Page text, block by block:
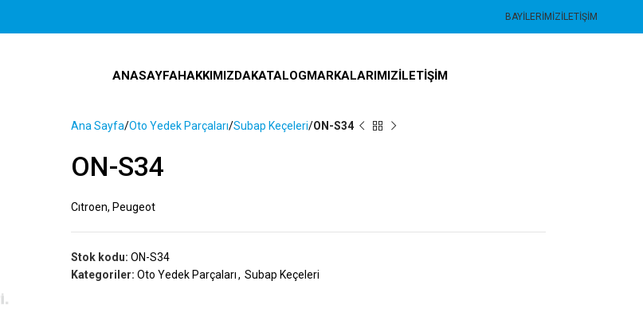
BAYILERIMIZİLETIŞIM
ANASAYFAHAKKIMIZDAKATALOGMARKALARIMIZİLETIŞIM
Ana Sayfa Oto Yedek Parçaları Subap Keçeleri ON-S34
ON-S34
Cıtroen, Peugeot
Stok kodu: ON-S34
Kategoriler: Oto Yedek Parçaları, Subap Keçeleri